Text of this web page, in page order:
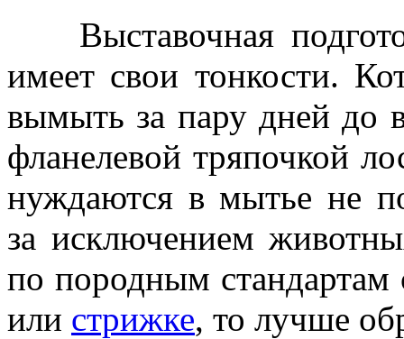
Выставочная
имеет свои тонкости.
вымыть за пару дней до
фланелевой тряпочкой
нуждаются в мытье не
за исключением
по породным стандартам
или стрижке, то лучше